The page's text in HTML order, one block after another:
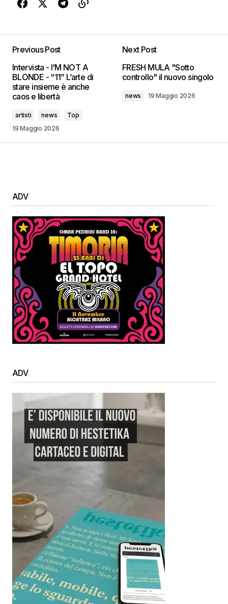
Previous Post
Intervista - I'M NOT A
BLONDE - “11” L’arte di
stare insieme è anche
caos e libertà
artisti news
Top
19 Maggio 2026
Next Post
FRESH MULA "Sotto
controllo" il nuovo singolo
news 19 Maggio 2026
ADV
ADV